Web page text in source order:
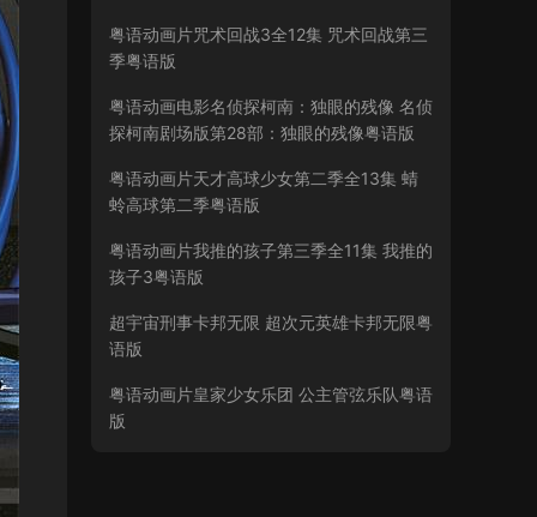
粤语动画片咒术回战3全12集 咒术回战第三
季粤语版
粤语动画电影名侦探柯南：独眼的残像 名侦
探柯南剧场版第28部：独眼的残像粤语版
粤语动画片天才高球少女第二季全13集 蜻
蛉高球第二季粤语版
粤语动画片我推的孩子第三季全11集 我推的
孩子3粤语版
超宇宙刑事卡邦无限 超次元英雄卡邦无限粤
语版
粤语动画片皇家少女乐团 公主管弦乐队粤语
版